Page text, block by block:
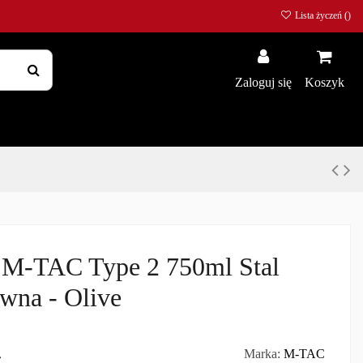
Lista życzeń ()
Zaloguj się Koszyk
TAC Type 2 750ml Stal
- Olive
Marka: M-TAC